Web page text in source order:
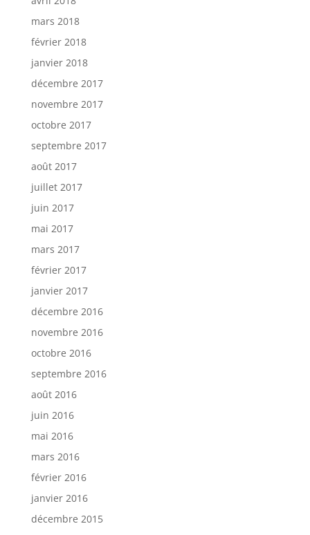
mars 2018
février 2018
janvier 2018
décembre 2017
novembre 2017
octobre 2017
septembre 2017
août 2017
juillet 2017
juin 2017
mai 2017
mars 2017
février 2017
janvier 2017
décembre 2016
novembre 2016
octobre 2016
septembre 2016
août 2016
juin 2016
mai 2016
mars 2016
février 2016
janvier 2016
décembre 2015